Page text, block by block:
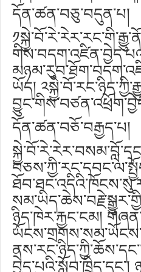
དོན་ཚན་བཅུ་བདུན་པ།
ཡོད།
དོན་ཚན་བཅོ་བརྒྱད་པ།
ཉིད་ཁེར་རྐྱང་ངམ།